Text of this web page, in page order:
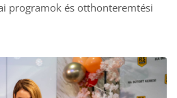
programok és otthonteremtési